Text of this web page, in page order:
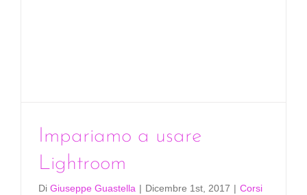
Impariamo a usare
Lightroom
Di Giuseppe Guastella | Dicembre 1st, 2017 | Corsi